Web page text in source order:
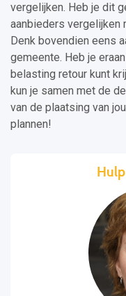
vergelijken. Heb je dit
aanbieders vergelijken
Denk bovendien eens
gemeente. Heb je
belasting retour kunt
kun je samen met de
van de plaatsing van
plannen!